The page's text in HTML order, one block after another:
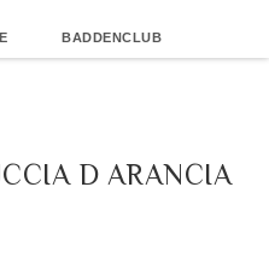
BADDENCLUB
D ARANCIA